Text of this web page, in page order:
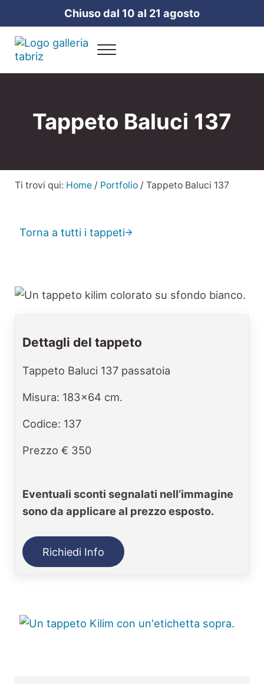
Passa al contenuto principale
Skip to header right navigation
Skip to site footerChiuso dal 10 al 21 agosto
Galleria Tabriz
Menu
Tappeto Baluci 137
Ti trovi qui: Home / Portfolio /Tappeto Baluci 137
Torna a tutti i tappeti
Dettagli del tappeto
Tappeto Baluci 137 passatoia
Misura: 183x64 cm.
Codice: 137
Prezzo € 350
Eventuali sconti segnalati nell’immagine
sono da applicare al prezzo esposto.
Richiedi Info